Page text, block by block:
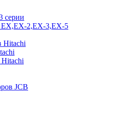
серии
EX,EX-2,EX-3,EX-5
Hitachi
Hitachi
JCB